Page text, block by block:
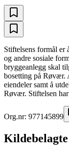
Stiftelsens formål er
og andre sosiale
bryggeanlegg skal
bosetting på Røvær.
eiendeler samt å
Røvær. Stiftelsen
Org.nr: 977145899